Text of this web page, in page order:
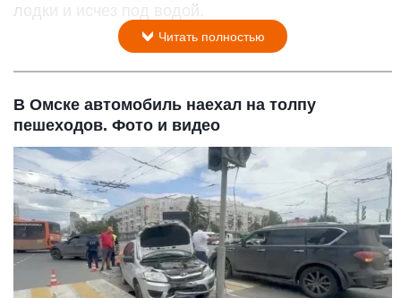
лодки и исчез под водой.
Читать полностью
В Омске автомобиль наехал на толпу
пешеходов. Фото и видео